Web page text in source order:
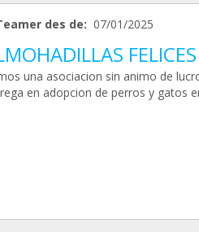
des de: 07/01/2025
FELICES
una asociacion sin animo de
en adopcion de perros y gatos